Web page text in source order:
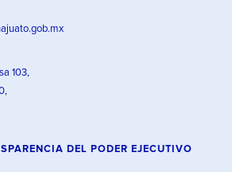
103,
DEL PODER EJECUTIVO